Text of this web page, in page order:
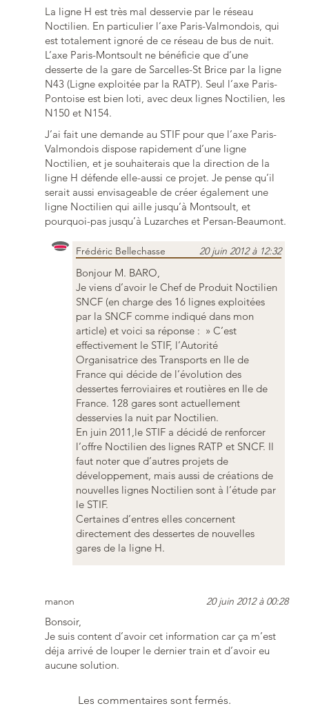
La ligne H est très mal desservie par le réseau
Noctilien. En particulier l’axe Paris-Valmondois, qui
est totalement ignoré de ce réseau de bus de nuit.
L’axe Paris-Montsoult ne bénéficie que d’une
desserte de la gare de Sarcelles-St Brice par la ligne
N43 (Ligne exploitée par la RATP). Seul l’axe Paris-
Pontoise est bien loti, avec deux lignes Noctilien, les
N150 et N154.
J’ai fait une demande au STIF pour que l’axe Paris-
Valmondois dispose rapidement d’une ligne
Noctilien, et je souhaiterais que la direction de la
ligne H défende elle-aussi ce projet. Je pense qu’il
serait aussi envisageable de créer également une
ligne Noctilien qui aille jusqu’à Montsoult, et
pourquoi-pas jusqu’à Luzarches et Persan-Beaumont.
Frédéric Bellechasse 20 juin 2012 à 12:32
Bonjour M. BARO,
Je viens d’avoir le Chef de Produit Noctilien
SNCF (en charge des 16 lignes exploitées
par la SNCF comme indiqué dans mon
article) et voici sa réponse : » C’est
effectivement le STIF, l’Autorité
Organisatrice des Transports en Ile de
France qui décide de l’évolution des
dessertes ferroviaires et routières en Ile de
France. 128 gares sont actuellement
desservies la nuit par Noctilien.
En juin 2011,le STIF a décidé de renforcer
l’offre Noctilien des lignes RATP et SNCF. Il
faut noter que d’autres projets de
développement, mais aussi de créations de
nouvelles lignes Noctilien sont à l’étude par
le STIF.
Certaines d’entres elles concernent
directement des dessertes de nouvelles
gares de la ligne H.
manon 20 juin 2012 à 00:28
Bonsoir,
Je suis content d’avoir cet information car ça m’est
déja arrivé de louper le dernier train et d’avoir eu
aucune solution.
Les commentaires sont fermés.